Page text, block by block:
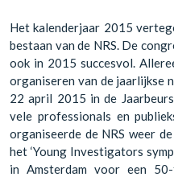
Het kalenderjaar 2015
bestaan van de NRS. De
ook in 2015 succesvol.
organiseren van de jaarlijkse
22 april 2015 in de
vele professionals en
organiseerde de NRS weer
het ‘Young Investigators
in Amsterdam voor een